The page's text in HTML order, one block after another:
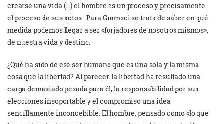
crearse una vida (…) el hombre es un proceso y precisamente
el proceso de sus actos . Para Gramsci se trata de saber en qué
medida podemos llegar a ser «forjadores de nosotros mismos»,
de nuestra vida y destino.
¿Qué ha sido de ese ser humano que es una sola y la misma
cosa que la libertad? Al parecer, la libertad ha resultado una
carga demasiado pesada para él, la responsabilidad por sus
elecciones insoportable y el compromiso una idea
sencillamente inconcebible. El hombre, pensado como «lo que